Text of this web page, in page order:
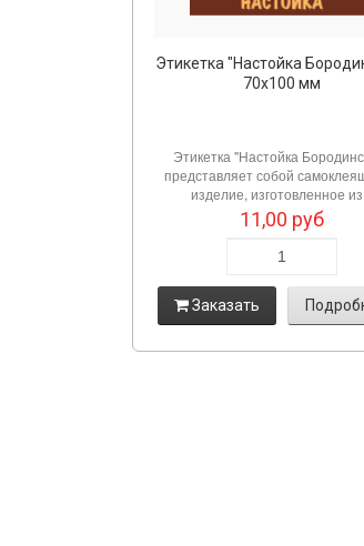
Этикетка "Настойка
70х100 мм
Этикетка "Настойка
представляет собой
изделие, изготовленное
11,00 руб
Заказать